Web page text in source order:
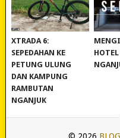
REVIEW POLYGON
XTRADA 6:
SEPEDAHAN KE
PETUNG ULUNG
DAN KAMPUNG
RAMBUTAN
NGANJUK